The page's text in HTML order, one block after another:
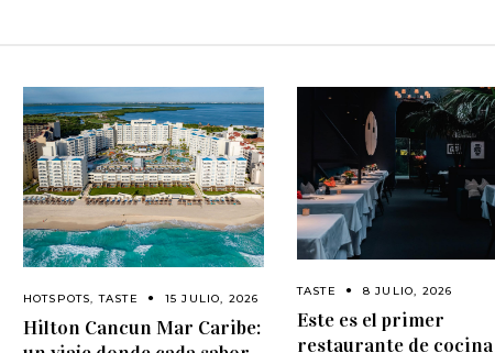
HOTSPOTS,TASTE 15 JULIO, 2026
Hilton Cancun Mar Caribe:
TASTE 8 JULIO, 2026
Este es el primer
restaurante de cocina